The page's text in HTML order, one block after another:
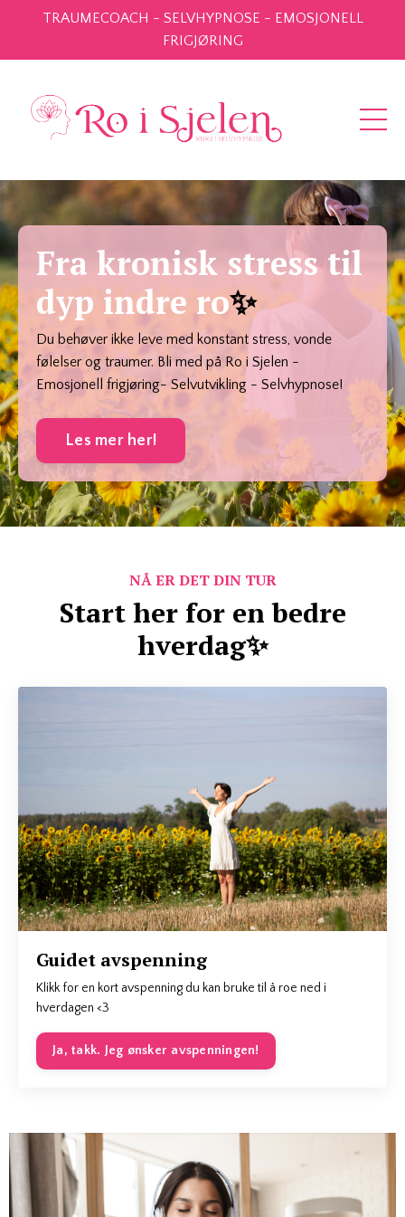
TRAUMECOACH - SELVHYPNOSE - EMOSJONELL
FRIGJØRING
Fra kronisk stress til
dyp indre ro✨
Du behøver ikke leve med konstant stress, vonde
følelser og traumer. Bli med på Ro i Sjelen -
Emosjonell frigjøring- Selvutvikling - Selvhypnose!
Les mer her!
NÅ ER DET DIN TUR
Start her for en bedre
hverdag✨
Guidet avspenning
Klikk for en kort avspenning du kan bruke til å roe ned i
hverdagen <3
Ja, takk. Jeg ønsker avspenningen!